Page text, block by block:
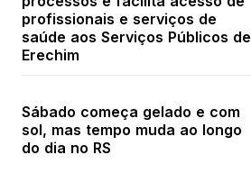
profissionais e serviços de
saúde aos Serviços Públicos de
Erechim
Sábado começa gelado e com
sol, mas tempo muda ao longo
do dia no RS